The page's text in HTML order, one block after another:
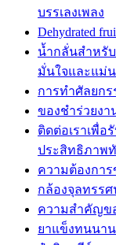
บรรเลงเพลง
Dehydrated
น้ำกลั่นสำหรั
มั่นใจและแม่
การทำศัลยกร
ของชำร่วยง
ติดต่อเราเพื่
ประสิทธิภาพ
ความต้องกา
กล้องจุลทรร
ความสำคัญข
ยาแข็งทนนาน